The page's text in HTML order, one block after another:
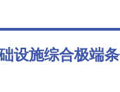
设施综合极端